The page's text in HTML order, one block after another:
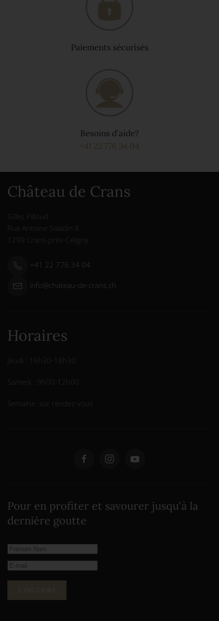
Paiements sécurisés
Besoins d'aide?
+41 22 776 34 04
Château de Crans
Gilles Pilloud
Rue Antoine Saladin 8
1299 Crans-près-Céligny
+41 22 776 34 04
info@chateau-de-crans.ch
Horaires
Jeudi : 16h30-18h30
Samedi : 9h00-12h00
Semaine: sur rendez-vous
Pour en profiter et savourer jusqu'à la
dernière goutte